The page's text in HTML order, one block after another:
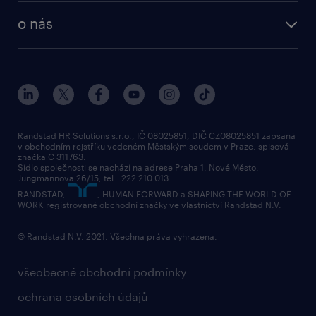
karierní poradna
o nás
náš příbeh
tiskové zprávy
společenská odpovědnost
přidej se k nám
kontakty & pobočky
bezpečnostní politika
všeobecné obchodní podmínky
ochrana osobních údajů
Randstad HR Solutions s.r.o., IČ 08025851, DIČ CZ08025851 zapsaná
v obchodním rejstříku vedeném Městským soudem v Praze, spisová
značka C 311763.
Sídlo společnosti se nachází na adrese Praha 1, Nové Město,
Jungmannova 26/15, tel.: 222 210 013
RANDSTAD,
, HUMAN FORWARD a SHAPING THE WORLD OF
WORK registrované obchodní značky ve vlastnictví Randstad N.V.
© Randstad N.V. 2021. Všechna práva vyhrazena.